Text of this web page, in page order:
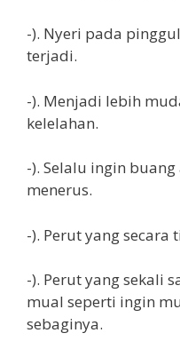
-). Nyeri pada
terjadi.
-). Menjadi lebih
kelelahan.
-). Selalu ingin
menerus.
-). Perut yang secara
-). Perut yang sekali
mual seperti ingin
sebaginya.